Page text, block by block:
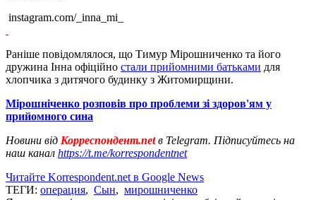
instagram.com/_inna_mi_
Раніше повідомлялося, що Тимур Мірошниченко та його
дружина Інна офіційно стали прийомними батьками для
хлопчика з дитячого будинку з Житомирщини.
Мірошніченко розповів про проблеми зі здоров'ям у
прийомного сина
Новини від Корреспондент.netв Telegram. Підписуйтесь на
наш канал https://t.me/korrespondentnet
Читайте Korrespondent.net в Google News
ТЕГИ: операция, Сын, мирошниченко